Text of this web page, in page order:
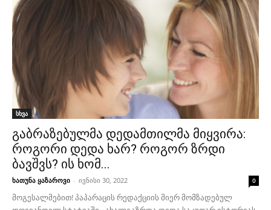
სხვა
გაბრაზებულმა დედამთილმა მიყვირა:
როგორი დედა ხარ? როგორ ზრდი
ბავშვს? ის ხომ...
ხათუნა ყაზაროვი - ივნისი 30, 2022 0
მოგესალმებით! პაპარაცის რედაქციის მიერ მომზადებულ